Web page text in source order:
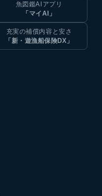
魚図鑑AIアプリ
「マイAI」
充実の補償内容と安さ
「新・遊漁船保険DX」